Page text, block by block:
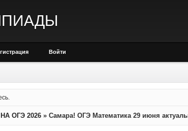
Войти
ОГЭ 2026 » Самара! ОГЭ Математика 29 июня